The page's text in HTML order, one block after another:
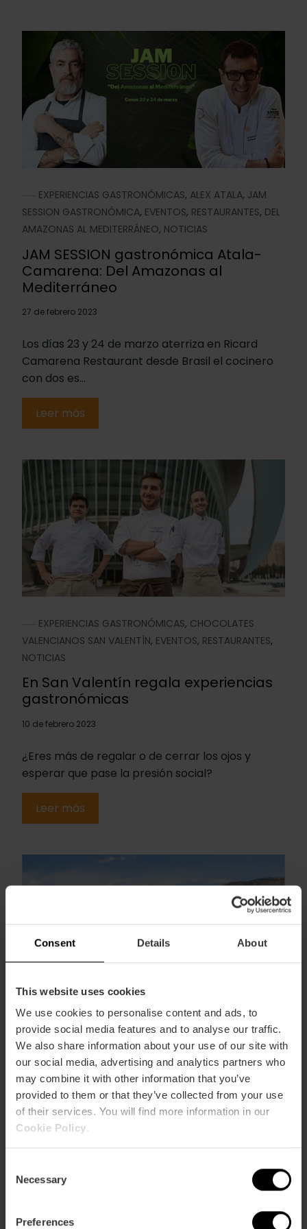
Consent Details About
This website uses cookies
We use cookies to personalise content and ads, to
provide social media features and to analyse our traffic.
We also share information about your use of our site with
our social media, advertising and analytics partners who
may combine it with other information that you’ve
provided to them or that they’ve collected from your use
of their services. You will find more information in our
Cookie Policy
Necessary
Preferences
EXPERIENCIAS GASTRONÓMICAS, ALEX ATALA, JAM
SESSION GASTRONÓMICA, EVENTOS, RESTAURANTES, DEL
AMAZONAS AL MEDITERRÁNEO, NOTICIAS
JAM SESSION gastronómica Atala-
Camarena: Del Amazonas al
Mediterráneo
27 de febrero 2023
Los días 23 y 24 de marzo aterriza en Ricard
Camarena Restaurant desde Brasil el cocinero
con dos es...
Leer más
EXPERIENCIAS GASTRONÓMICAS, CHOCOLATES
VALENCIANOS SAN VALENTÍN, EVENTOS, RESTAURANTES,
NOTICIAS
En San Valentín regala experiencias
gastronómicas
10 de febrero 2023
¿Eres más de regalar o de cerrar los ojos y
esperar que pase la presión social?
Leer más
AGENDA DEL VINO 2023,CATAS VINO VALENCIA,
ENOTURISMO EN VALENCIA,NOTICIAS
Agenda del vino 2023: planazos de la
D.O Utiel-Requena
8 de febrero 2023
Si te gusta el vino, ya debes saber que los caldos
de la DO Utiel-Requena son una delicia. Y más